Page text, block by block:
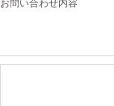
お問い合わせ内容